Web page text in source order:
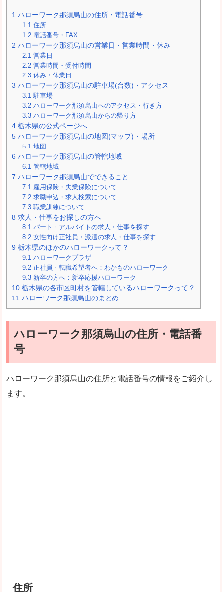
1 ハローワーク那須烏山の住所・電話番号
1.1 住所
1.2 電話番号・FAX
2 ハローワーク那須烏山の営業日・営業時間・休み
2.1 営業日
2.2 営業時間・受付時間
2.3 休み・休業日
3 ハローワーク那須烏山の駐車場(台数)・アクセス
3.1 駐車場
3.2 ハローワーク那須烏山へのアクセス・行き方
3.3 ハローワーク那須烏山からの帰り方
4 栃木県の公式ページへ
5 ハローワーク那須烏山の地図(マップ)・場所
5.1 地図
6 ハローワーク那須烏山の管轄地域
6.1 管轄地域
7 ハローワーク那須烏山でできること
7.1 雇用保険・失業保険について
7.2 求職申込・求人検索について
7.3 職業訓練について
8 求人・仕事をお探しの方へ
8.1 パート・アルバイトの求人・仕事を探す
8.2 女性向け正社員・派遣の求人・仕事を探す
9 栃木県のほかのハローワークって？
9.1 ハローワークプラザ
9.2 正社員・転職希望者へ：わかものハローワーク
9.3 新卒の方へ：新卒応援ハローワーク
10 栃木県の各市区町村を管轄しているハローワークって？
11 ハローワーク那須烏山のまとめ
ハローワーク那須烏山の住所・電話番
号
ハローワーク那須烏山の住所と電話番号の情報をご紹介し
ます。
住所